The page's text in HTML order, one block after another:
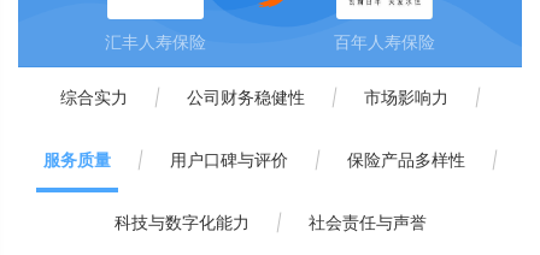
汇丰人寿保险 百年人寿保险
综合实力 | 公司财务稳健性 | 市场影响力 |
服务质量 | 用户口碑与评价 | 保险产品多样性 |
科技与数字化能力 | 社会责任与声誉